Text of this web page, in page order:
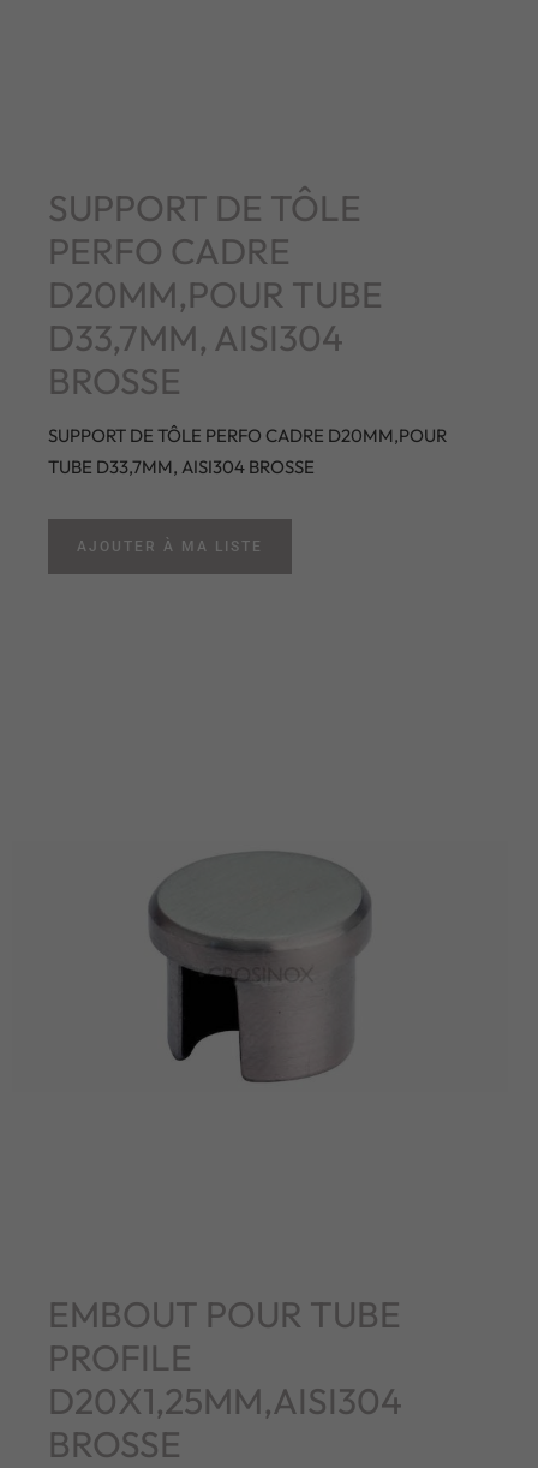
SUPPORT DE TÔLE
PERFO CADRE
D20MM,POUR TUBE
D33,7MM, AISI304
BROSSE
SUPPORT DE TÔLE PERFO CADRE D20MM,POUR
TUBE D33,7MM, AISI304 BROSSE
AJOUTER À MA LISTE
EMBOUT POUR TUBE
PROFILE
D20X1,25MM,AISI304
BROSSE